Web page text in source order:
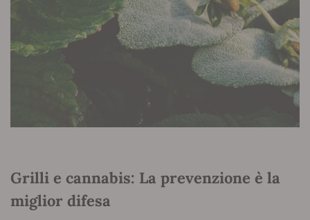
Grilli e cannabis: La prevenzione è la
miglior difesa